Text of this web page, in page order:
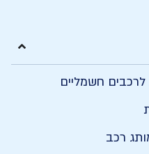
חשמליים